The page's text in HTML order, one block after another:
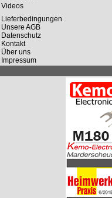
Videos
Lieferbedingungen
Unsere AGB
Datenschutz
Kontakt
Über uns
Impressum